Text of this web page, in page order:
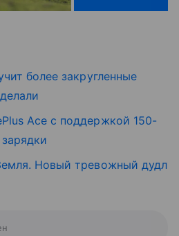
более закругленные
Ace с поддержкой 150-
Новый тревожный дудл